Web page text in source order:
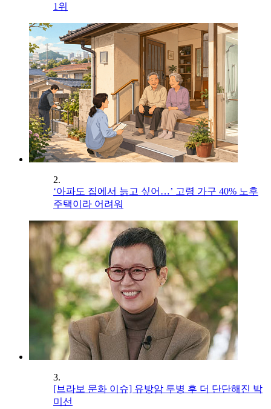
1위
2.
‘아파도 집에서 늙고 싶어…’ 고령 가구 40% 노후
주택이라 어려워
3.
[브라보 문화 이슈] 유방암 투병 후 더 단단해진 박
미선